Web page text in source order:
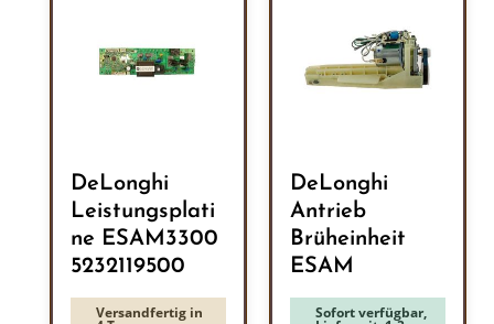
DeLonghi
Leistungsplati
ne ESAM3300
5232119500
Versandfertig in
DeLonghi
Antrieb
Brüheinheit
ESAM
Sofort verfügbar,